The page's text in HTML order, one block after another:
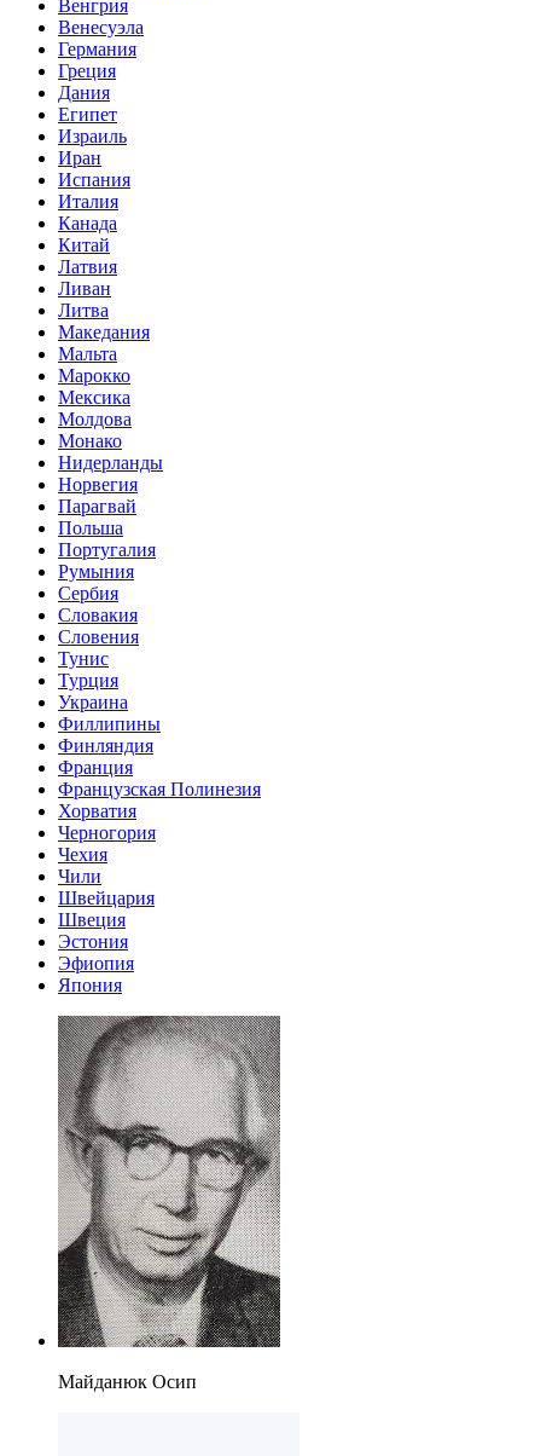
Венгрия
Венесуэла
Германия
Греция
Дания
Египет
Израиль
Иран
Испания
Италия
Канада
Китай
Латвия
Ливан
Литва
Македания
Мальта
Марокко
Мексика
Молдова
Монако
Нидерланды
Норвегия
Парагвай
Польша
Португалия
Румыния
Сербия
Словакия
Словения
Тунис
Турция
Украина
Филлипины
Финляндия
Франция
Французская Полинезия
Хорватия
Черногория
Чехия
Чили
Швейцария
Швеция
Эстония
Эфиопия
Япония
Майданюк Осип